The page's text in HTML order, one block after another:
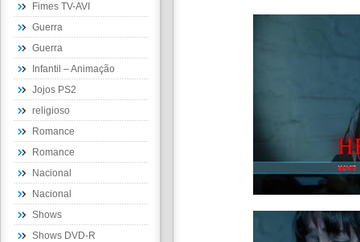
Fimes TV-AVI
Guerra
Guerra
Infantil – Animação
Jojos PS2
religioso
Romance
Romance
Nacional
Nacional
Shows
Shows DVD-R